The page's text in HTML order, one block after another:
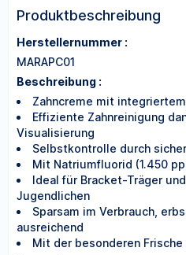
Produktbeschreibung
Herstellernummer :
MARAPC01
Beschreibung :
Zahncreme mit
Effiziente Zahnreinigung
Visualisierung
Selbstkontrolle durch
Mit Natriumfluorid (1.450
Ideal für Bracket-Träger
Jugendlichen
Sparsam im Verbrauch,
ausreichend
Mit der besonderen